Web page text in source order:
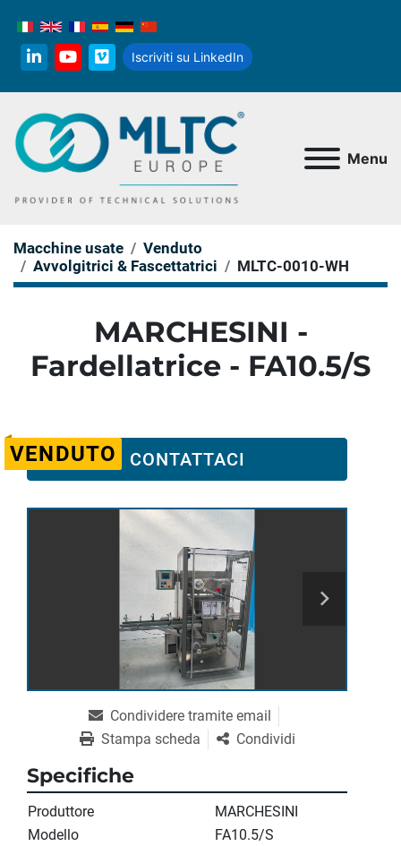
linkedinyoutube
vimeo
Iscriviti su LinkedIn
Menu
Macchine usate
Venduto
Avvolgitrici & Fascettatrici
MLTC-0010-WH
MARCHESINI -
Fardellatrice - FA10.5/S
VENDUTO CONTATTACI
Condividere tramite email
Stampa scheda
Condividi
Specifiche
Produttore
MARCHESINI
Modello
FA10.5/S